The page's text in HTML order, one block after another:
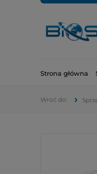
Strona główna